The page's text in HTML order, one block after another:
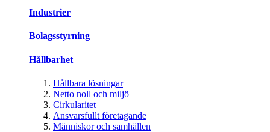
Industrier
Bolagsstyrning
Hållbarhet
Hållbara lösningar
Netto noll och miljö
Cirkularitet
Ansvarsfullt företagande
Människor och samhällen